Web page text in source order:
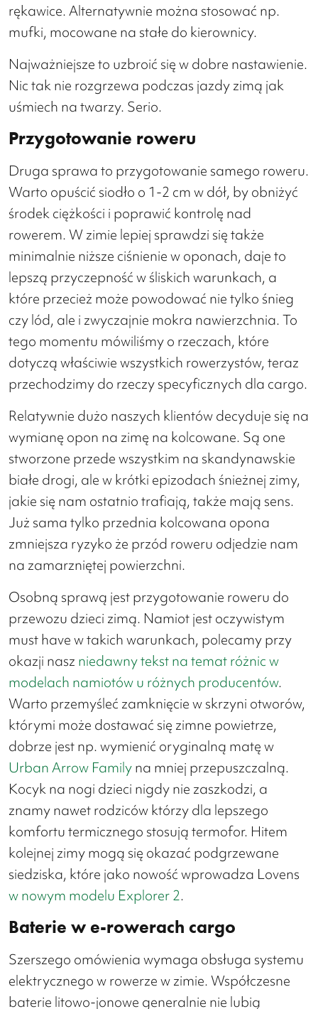
rękawice. Alternatywnie można stosować np.
mufki, mocowane na stałe do kierownicy.
Najważniejsze to uzbroić się w dobre nastawienie.
Nic tak nie rozgrzewa podczas jazdy zimą jak
uśmiech na twarzy. Serio.
Przygotowanie roweru
Druga sprawa to przygotowanie samego roweru.
Warto opuścić siodło o 1-2 cm w dół, by obniżyć
środek ciężkości i poprawić kontrolę nad
rowerem. W zimie lepiej sprawdzi się także
minimalnie niższe ciśnienie w oponach, daje to
lepszą przyczepność w śliskich warunkach, a
które przecież może powodować nie tylko śnieg
czy lód, ale i zwyczajnie mokra nawierzchnia. To
tego momentu mówiliśmy o rzeczach, które
dotyczą właściwie wszystkich rowerzystów, teraz
przechodzimy do rzeczy specyficznych dla cargo.
Relatywnie dużo naszych klientów decyduje się na
wymianę opon na zimę na kolcowane. Są one
stworzone przede wszystkim na skandynawskie
białe drogi, ale w krótki epizodach śnieżnej zimy,
jakie się nam ostatnio trafiają, także mają sens.
Już sama tylko przednia kolcowana opona
zmniejsza ryzyko że przód roweru odjedzie nam
na zamarzniętej powierzchni.
Osobną sprawą jest przygotowanie roweru do
przewozu dzieci zimą. Namiot jest oczywistym
must have w takich warunkach, polecamy przy
okazji nasz niedawny tekst na temat różnic w
modelach namiotów u różnych producentów.
Warto przemyśleć zamknięcie w skrzyni otworów,
którymi może dostawać się zimne powietrze,
dobrze jest np. wymienić oryginalną matę w
Urban Arrow Familyna mniej przepuszczalną.
Kocyk na nogi dzieci nigdy nie zaszkodzi, a
znamy nawet rodziców którzy dla lepszego
komfortu termicznego stosują termofor. Hitem
kolejnej zimy mogą się okazać podgrzewane
siedziska, które jako nowość wprowadza Lovens
w nowym modelu Explorer 2.
Baterie w e-rowerach cargo
Szerszego omówienia wymaga obsługa systemu
elektrycznego w rowerze w zimie. Współczesne
baterie litowo-jonowe generalnie nie lubią